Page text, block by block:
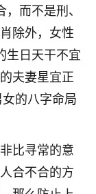
而不是刑、
除外，女性
生日天干不宜
夫妻星宜正
的八字命局
比寻常的意
合不合的方
系方式的啊？
12
15